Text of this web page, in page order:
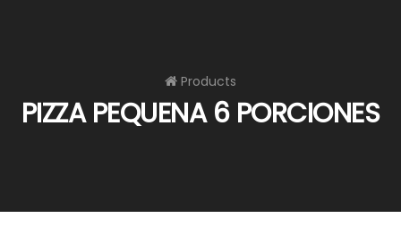
Products
PIZZA PEQUENA 6 PORCIONES